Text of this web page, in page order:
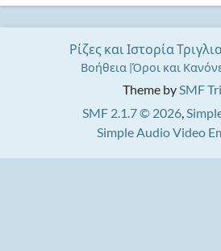
Theme bySMF
SMF 2.1.7 © 2026,
Simple Audio Video
Ρίζες και Ιστορία
Βοήθεια Όροι και